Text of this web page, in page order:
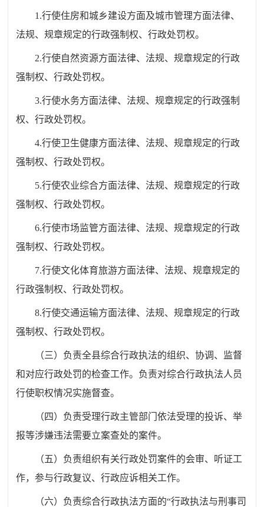
1.行使住房和城乡建设方面及城市管理方面法律、
法规、规章规定的行政强制权、行政处罚权。
2.行使自然资源方面法律、法规、规章规定的行政
强制权、行政处罚权。
3.行使水务方面法律、法规、规章规定的行政强制
权、行政处罚权。
4.行使卫生健康方面法律、法规、规章规定的行政
强制权、行政处罚权。
5.行使农业综合方面法律、法规、规章规定的行政
强制权、行政处罚权。
6.行使市场监管方面法律、法规、规章规定的行政
强制权、行政处罚权。
7.行使文化体育旅游方面法律、法规、规章规定的
行政强制权、行政处罚权。
8.行使交通运输方面法律、法规、规章规定的行政
强制权、行政处罚权。
（三）负责全县综合行政执法的组织、协调、监督
和对应行政处罚的检查工作。负责对综合行政执法人员
行使职权情况实施督查。
（四）负责受理行政主管部门依法受理的投诉、举
报等涉嫌违法需要立案查处的案件。
（五）负责组织有关行政处罚案件的会审、听证工
作，参与行政复议、行政应诉相关工作。
（六）负责综合行政执法方面的“行政执法与刑事司